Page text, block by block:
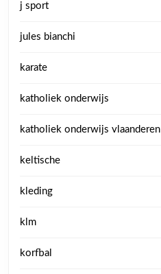
j sport
jules bianchi
karate
katholiek onderwijs
katholiek onderwijs vlaanderen
keltische
kleding
klm
korfbal